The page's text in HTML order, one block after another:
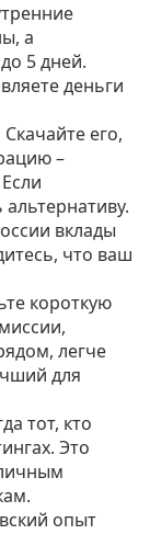
а
5 дней.
деньги
Скачайте его,
–
вклады
что ваш
короткую
легче
для
тот, кто
Это
опыт